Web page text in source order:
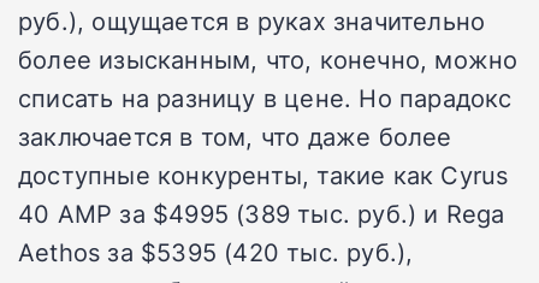
руб.), ощущается в руках значительно
более изысканным, что, конечно, можно
списать на разницу в цене. Но парадокс
заключается в том, что даже более
доступные конкуренты, такие как Cyrus
40 AMP за $4995 (389 тыс. руб.) и Rega
Aethos за $5395 (420 тыс. руб.),